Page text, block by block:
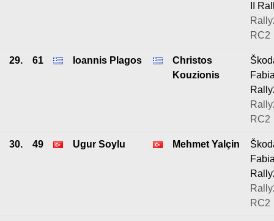
II
RC2
29. 61 Ioannis Plagos
Christos
Kouzionis
RC2
30. 49 Ugur Soylu Mehmet Yalçin
RC2